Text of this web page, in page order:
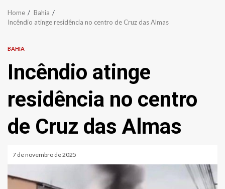
Home
Bahia
Incêndio atinge residência no centro de Cruz das Almas
BAHIA
Incêndio atinge
residência no centro
de Cruz das Almas
7 de novembro de 2025